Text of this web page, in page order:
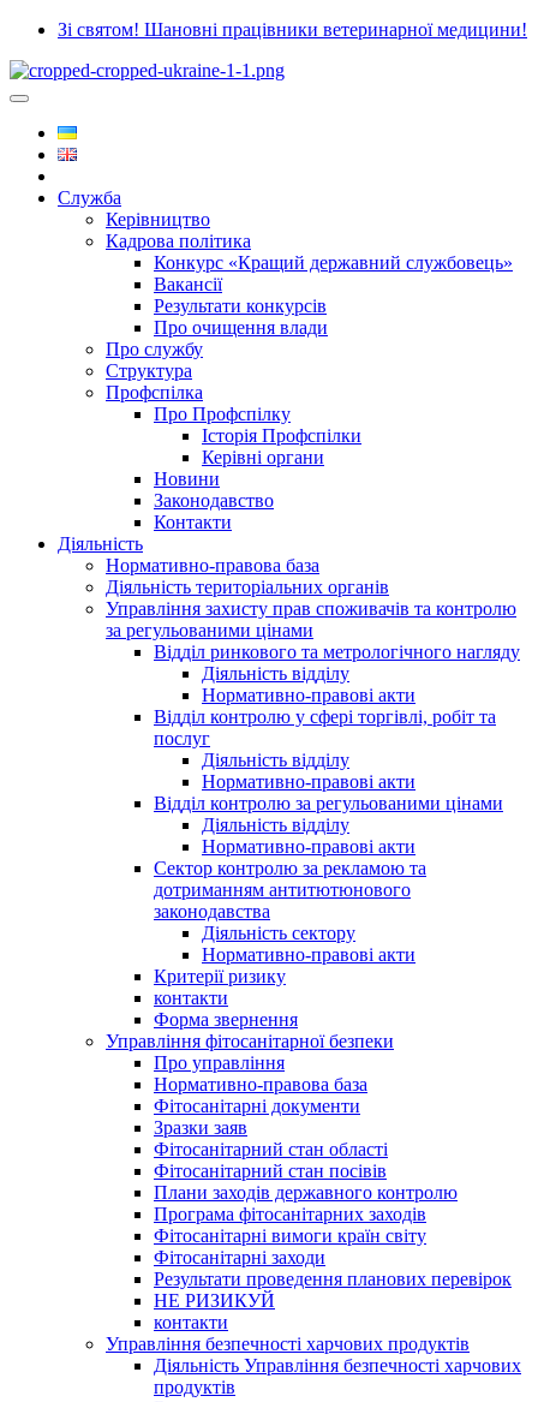
Зі святом! Шановні працівники ветеринарної медицини!
Служба
Керівництво
Кадрова політика
Конкурс «Кращий державний службовець»
Вакансії
Результати конкурсів
Про очищення влади
Про службу
Структура
Профспілка
Про Профспілку
Історія Профспілки
Керівні органи
Новини
Законодавство
Контакти
Діяльність
Нормативно-правова база
Діяльність територіальних органів
Управління захисту прав споживачів та контролю
за регульованими цінами
Відділ ринкового та метрологічного нагляду
Діяльність відділу
Нормативно-правові акти
Відділ контролю у сфері торгівлі, робіт та
послуг
Діяльність відділу
Нормативно-правові акти
Відділ контролю за регульованими цінами
Діяльність відділу
Нормативно-правові акти
Сектор контролю за рекламою та
дотриманням антитютюнового
законодавства
Діяльність сектору
Нормативно-правові акти
Критерії ризику
контакти
Форма звернення
Управління фітосанітарної безпеки
Про управління
Нормативно-правова база
Фітосанітарні документи
Зразки заяв
Фітосанітарний стан області
Фітосанітарний стан посівів
Плани заходів державного контролю
Програма фітосанітарних заходів
Фітосанітарні вимоги країн світу
Фітосанітарні заходи
Результати проведення планових перевірок
НЕ РИЗИКУЙ
контакти
Управління безпечності харчових продуктів
Діяльність Управління безпечності харчових
продуктів